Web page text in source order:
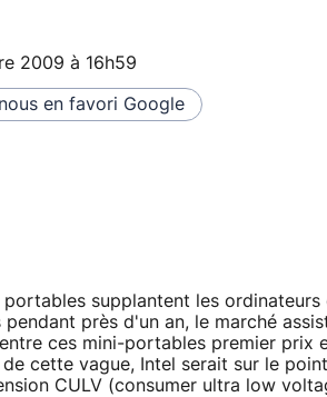
2009 à 16h59
en favori Google
supplantent les
près d'un an, le marché
ces mini-portables premier prix
cette vague, Intel serait sur le
CULV (consumer ultra low